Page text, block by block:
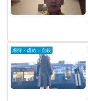
虐待・虐め・自殺